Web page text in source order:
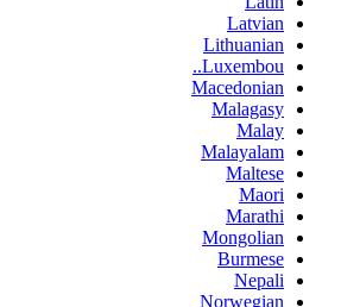
Latvian
Lithuanian
Luxembou..
Macedonian
Malagasy
Malay
Malayalam
Maltese
Maori
Marathi
Mongolian
Burmese
Nepali
Norwegian